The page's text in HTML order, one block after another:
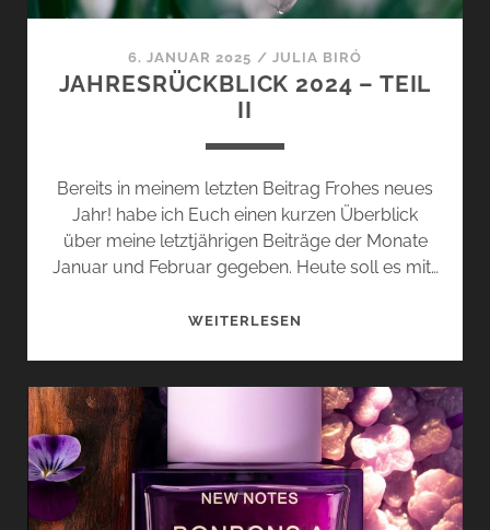
6. JANUAR 2025 / JULIA BIRÓ
JAHRESRÜCKBLICK 2024 – TEIL
II
Bereits in meinem letzten Beitrag Frohes neues
Jahr! habe ich Euch einen kurzen Überblick
über meine letztjährigen Beiträge der Monate
Januar und Februar gegeben. Heute soll es mit…
WEITERLESEN
TEIL